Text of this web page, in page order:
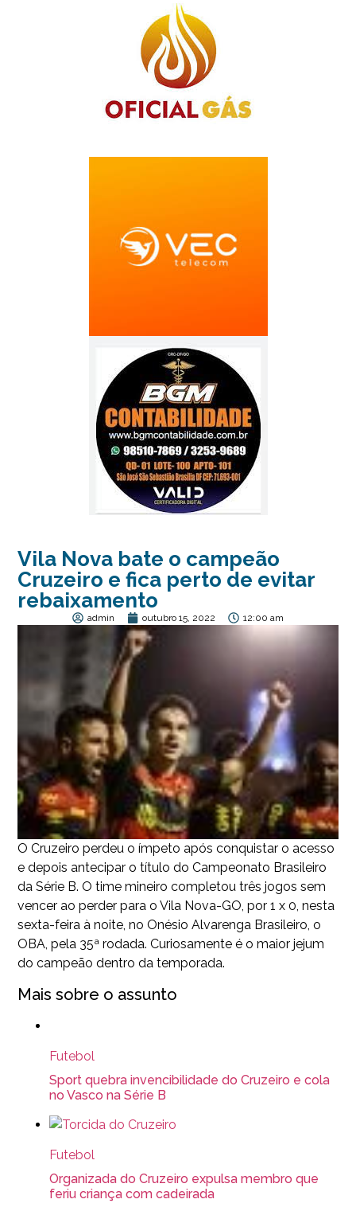
Vila Nova bate o campeão
Cruzeiro e fica perto de evitar
rebaixamento
admin outubro 15, 2022 12:00 am
O Cruzeiro perdeu o ímpeto após conquistar o acesso
e depois antecipar o título do Campeonato Brasileiro
da Série B. O time mineiro completou três jogos sem
vencer ao perder para o Vila Nova-GO, por 1 x 0, nesta
sexta-feira à noite, no Onésio Alvarenga Brasileiro, o
OBA, pela 35ª rodada. Curiosamente é o maior jejum
do campeão dentro da temporada.
Mais sobre o assunto
Futebol
Sport quebra invencibilidade do Cruzeiro e cola
no Vasco na Série B
Futebol
Organizada do Cruzeiro expulsa membro que
feriu criança com cadeirada